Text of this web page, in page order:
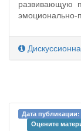
развивающую
эмоционально-
Дата публикации:
Оцените